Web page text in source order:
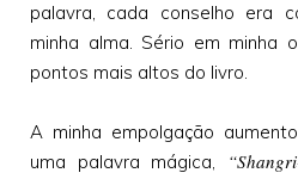
palavra, cada conselho era
minha alma. Sério em minha
pontos mais altos do livro.
A minha empolgação
uma palavra mágica,